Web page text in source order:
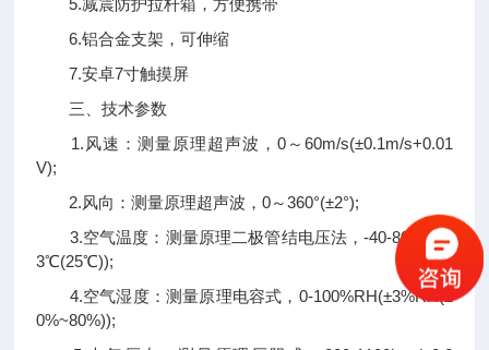
5.减震防护拉杆箱，方便携带
6.铝合金支架，可伸缩
7.安卓7寸触摸屏
三、技术参数
1.风速：测量原理超声波，0～60m/s(±0.1m/s+0.01
V);
2.风向：测量原理超声波，0～360°(±2°);
3.空气温度：测量原理二极管结电压法，-40-80℃(±0.
3℃(25℃));
4.空气湿度：测量原理电容式，0-100%RH(±3%RH(2
0%~80%));